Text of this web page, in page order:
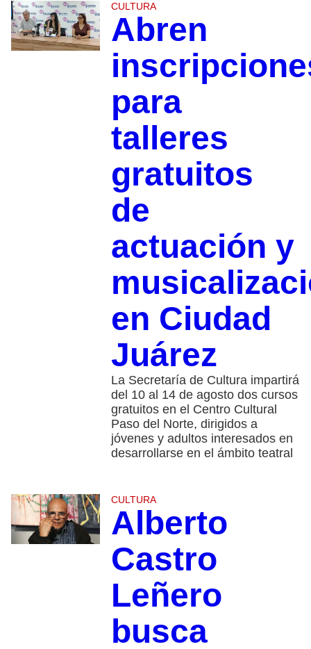
CULTURA
Abren
para
talleres
gratuitos
de
actuación y
en Ciudad
Juárez
La Secretaría de Cultura impartirá
del 10 al 14 de agosto dos cursos
gratuitos en el Centro Cultural
Paso del Norte, dirigidos a
jóvenes y adultos interesados en
desarrollarse en el ámbito teatral
CULTURA
Alberto
Castro
Leñero
busca